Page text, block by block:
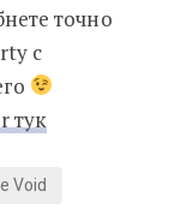
точно
с
тук
Void